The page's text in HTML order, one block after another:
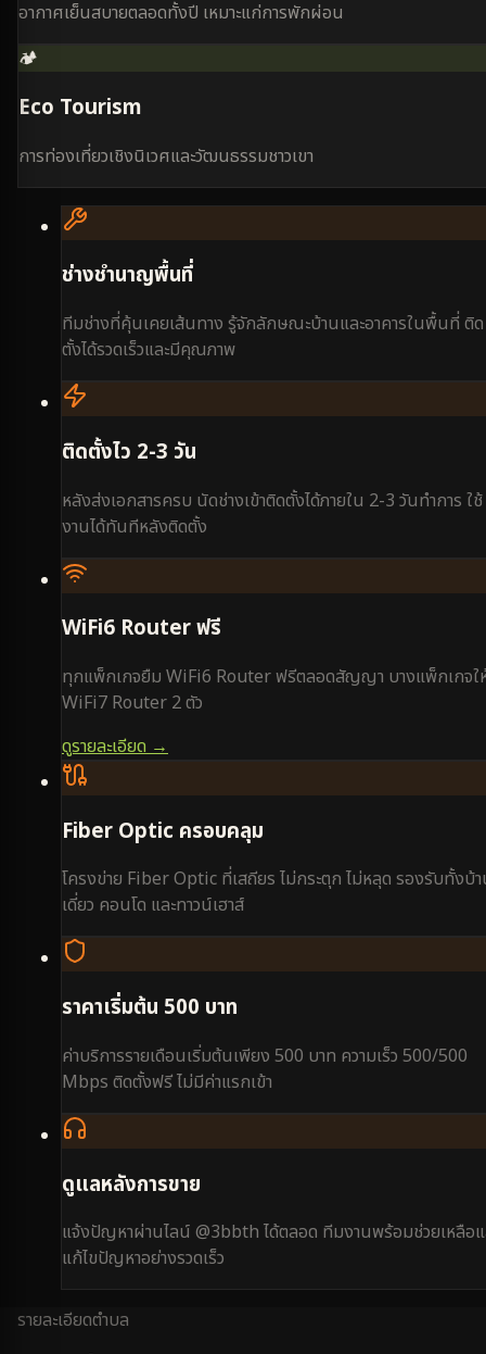
อากาศเย็นสบายตลอดทั้งปี เหมาะแก่การพักผ่อน
🏕️
Eco Tourism
การท่องเที่ยวเชิงนิเวศและวัฒนธรรมชาวเขา
ช่างชำนาญพื้นที่
ทีมช่างที่คุ้นเคยเส้นทาง รู้จักลักษณะบ้านและอาคารในพื้นที่ ติด
ตั้งได้รวดเร็วและมีคุณภาพ
ติดตั้งไว 2-3 วัน
หลังส่งเอกสารครบ นัดช่างเข้าติดตั้งได้ภายใน 2-3 วันทำการ ใช้
งานได้ทันทีหลังติดตั้ง
WiFi6 Router ฟรี
ทุกแพ็กเกจยืม WiFi6 Router ฟรีตลอดสัญญา บางแพ็กเกจใ
WiFi7 Router 2 ตัว
ดูรายละเอียด →
Fiber Optic ครอบคลุม
โครงข่าย Fiber Optic ที่เสถียร ไม่กระตุก ไม่หลุด รองรับทั้งบ้
เดี่ยว คอนโด และทาวน์เฮาส์
ราคาเริ่มต้น 500 บาท
ค่าบริการรายเดือนเริ่มต้นเพียง 500 บาท ความเร็ว 500/500
Mbps ติดตั้งฟรี ไม่มีค่าแรกเข้า
ดูแลหลังการขาย
แจ้งปัญหาผ่านไลน์ @3bbth ได้ตลอด ทีมงานพร้อมช่วยเหลือแ
แก้ไขปัญหาอย่างรวดเร็ว
รายละเอียดตำบล